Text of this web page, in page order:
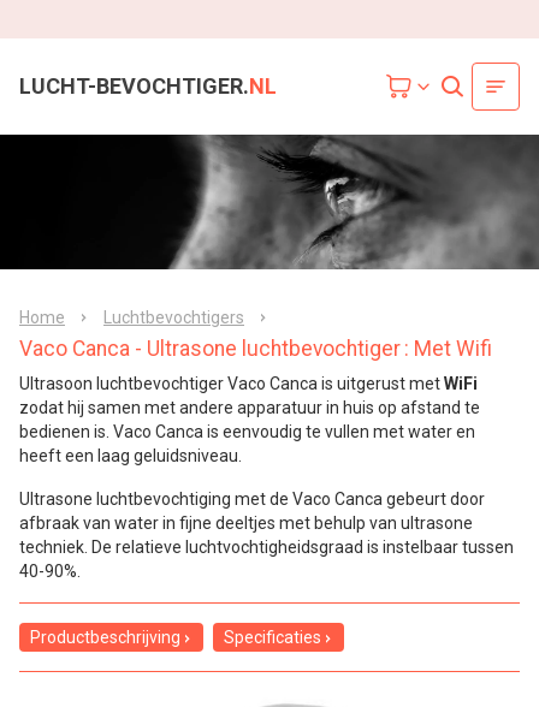
LUCHT-BEVOCHTIGER.NL
Home Luchtbevochtigers
Vaco Canca - Ultrasone luchtbevochtiger : Met Wifi
Ultrasoon luchtbevochtiger Vaco Canca is uitgerust metWiFi
zodat hij samen met andere apparatuur in huis op afstand te
bedienen is. Vaco Canca is eenvoudig te vullen met water en
heeft een laag geluidsniveau.
Ultrasone luchtbevochtiging met de Vaco Canca gebeurt door
afbraak van water in fijne deeltjes met behulp van ultrasone
techniek. De relatieve luchtvochtigheidsgraad is instelbaar tussen
40-90%.
Productbeschrijving Specificaties